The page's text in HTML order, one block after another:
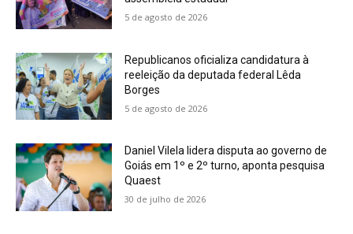
5 de agosto de 2026
Republicanos oficializa candidatura à
reeleição da deputada federal Lêda
Borges
5 de agosto de 2026
Daniel Vilela lidera disputa ao governo de
Goiás em 1º e 2º turno, aponta pesquisa
Quaest
30 de julho de 2026